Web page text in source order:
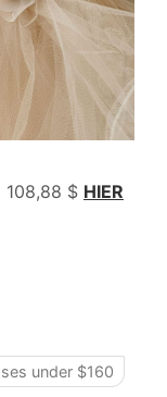
108,88 $ HIER
under $160